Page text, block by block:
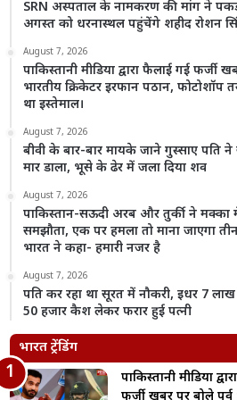
SRN अस्पताल के नामकरण की मांग ने
अगस्त को धरनास्थल पहुंचेंगे शहीद रोशन
August 7, 2026
पाकिस्तानी मीडिया द्वारा फैलाई गई फर्जी
भारतीय क्रिकेटर इरफान पठान, फोटोशॉप
था इस्तेमाल।
August 7, 2026
बीवी के बार-बार मायके जाने गुस्साए पति ने
मार डाला, भूसे के ढेर में जला दिया शव
August 7, 2026
पाकिस्तान-सऊदी अरब और तुर्की ने मक्का में
समझौता, एक पर हमला तो माना जाएगा
भारत ने कहा- हमारी नजर है
August 7, 2026
पति कर रहा था सूरत में नौकरी, इधर 7
50 हजार कैश लेकर फरार हुई पत्नी
भारत ट्रेंडिंग
पाकिस्तानी मीडिया